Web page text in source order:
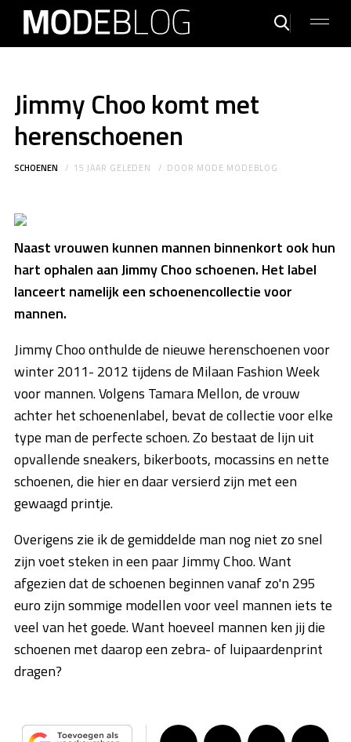
Jimmy Choo komt met
herenschoenen
SCHOENEN 15 JAAR GELEDEN DOOR MODE MODEBLOG
Naast vrouwen kunnen mannen binnenkort ook hun
hart ophalen aan Jimmy Choo schoenen. Het label
lanceert namelijk een schoenencollectie voor
mannen.
Jimmy Choo onthulde de nieuwe herenschoenen voor
winter 2011- 2012 tijdens de Milaan Fashion Week
voor mannen. Volgens Tamara Mellon, de vrouw
achter het schoenenlabel, bevat de collectie voor elke
type man de perfecte schoen. Zo bestaat de lijn uit
opvallende sneakers, bikerboots, mocassins en nette
schoenen, die hier en daar versierd zijn met een
gewaagd printje.
Overigens zie ik de gemiddelde man nog niet zo snel
zijn voet steken in een paar Jimmy Choo. Want
afgezien dat de schoenen beginnen vanaf zo'n 295
euro zijn sommige modellen voor veel mannen iets te
veel van het goede. Want hoeveel mannen ken jij die
schoenen met daarop een zebra- of luipaardenprint
dragen?